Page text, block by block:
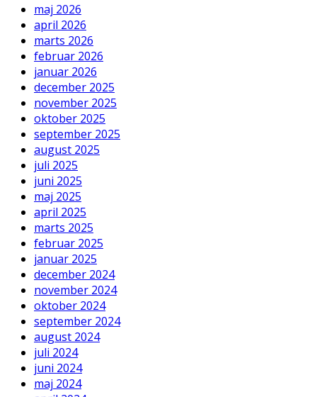
maj 2026
april 2026
marts 2026
februar 2026
januar 2026
december 2025
november 2025
oktober 2025
september 2025
august 2025
juli 2025
juni 2025
maj 2025
april 2025
marts 2025
februar 2025
januar 2025
december 2024
november 2024
oktober 2024
september 2024
august 2024
juli 2024
juni 2024
maj 2024